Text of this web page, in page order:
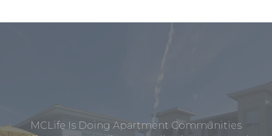
MCLife Is Doing Apartment Communities